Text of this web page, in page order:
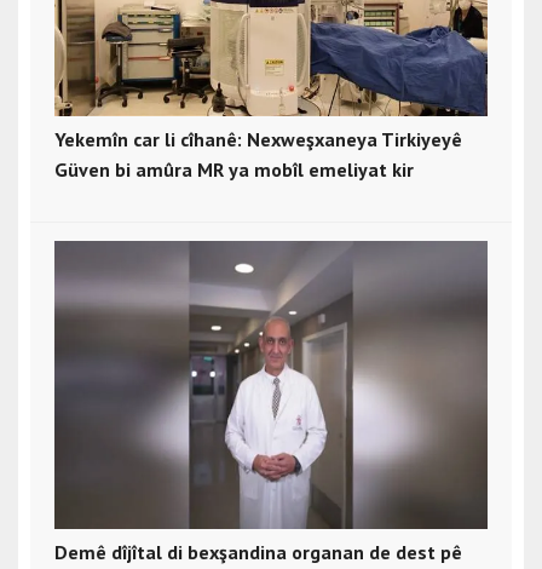
Yekemîn car li cîhanê: Nexweşxaneya Tirkiyeyê
Güven bi amûra MR ya mobîl emeliyat kir
Demê dîjîtal di bexşandina organan de dest pê